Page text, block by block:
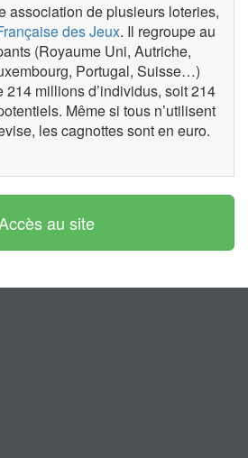
association de plusieurs loteries,
des Jeux. Il regroupe au
(Royaume Uni, Autriche,
Portugal, Suisse…)
214 millions d’individus, soit 214
Même si tous n’utilisent
les cagnottes sont en euro.
au site